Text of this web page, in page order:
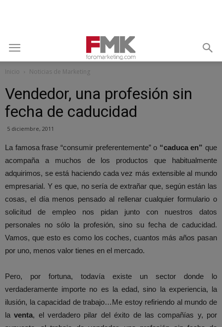
Inicio Noticias de Marketing
Vendedor, una profesión sin
fecha de caducidad
5 diciembre, 2011
La famosa frase “consumir preferentemente” o “caduca en” que
acompaña a muchos de los productos que habitualmente
adquirimos, se está haciendo cada vez más extensible al mundo
empresarial. Y es que, no sería de extrañar que, según están las
cosas, el día menos pensado al rellenar cualquier formulario o
solicitud de empleo nos pidan junto con nuestros datos
personales no sólo la profesión, sino su fecha de caducidad.
Vamos, que esto es como los coches, cuantos más años pasan
por uno, menos valor tienes en el mercado.
Pero, por fortuna, todavía existe un sector donde lo
verdaderamente importe no es la edad, sino la experiencia, la
ilusión, la capacidad de trabajo…Me estoy refiriendo al mundo de
la venta, el verdadero pilar del éxito de las compañías y, por